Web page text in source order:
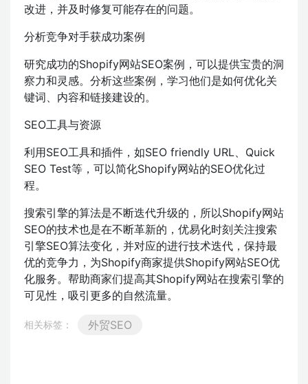
改进，并及时修复可能存在的问题。
分析竞争对手获成功案例
研究成功的Shopify网站SEO案例，可以提供宝贵的洞
察力和灵感。分析这些案例，学习他们是如何优化关
键词、内容和链接建设的。
SEO工具与资源
利用SEO工具和插件，如SEO friendly URL、Quick
SEO Test等，可以简化Shopify网站的SEO优化过
程。
搜索引擎的算法是不断迭代升级的，所以Shopify网站
SEO的技术也是在不断革新的，优易化时刻关注搜索
引擎SEO算法变化，并对应的进行技术迭代，保持最
优的竞争力，为Shopify商家提供Shopify网站SEO优
化服务。帮助商家们提高其Shopify网站在搜索引擎的
可见性，吸引更多的自然流量。
相关标签： 外贸SEO